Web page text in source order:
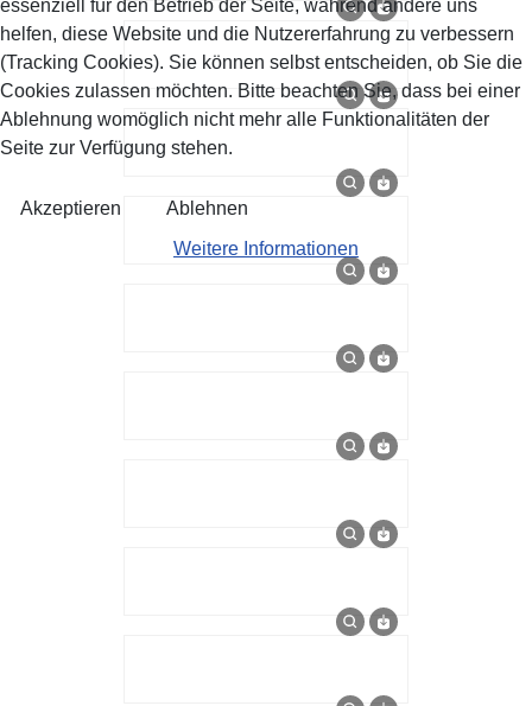
essenziell für den Betrieb der Seite, während andere uns
helfen, diese Website und die Nutzererfahrung zu verbessern
(Tracking Cookies). Sie können selbst entscheiden, ob Sie die
Cookies zulassen möchten. Bitte beachten Sie, dass bei einer
Ablehnung womöglich nicht mehr alle Funktionalitäten der
Seite zur Verfügung stehen.
Akzeptieren Ablehnen
Weitere Informationen